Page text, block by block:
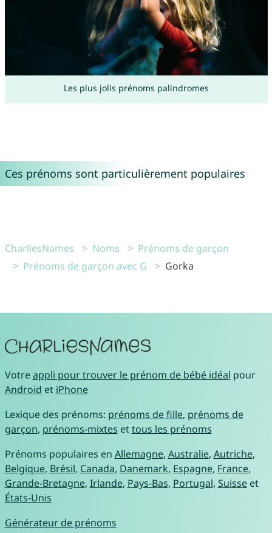
Les plus jolis prénoms palindromes
Ces prénoms sont particulièrement populaires
CharliesNames Noms
Prénoms de garçon
Prénoms de garçon avec G
Gorka
Votreappli pour trouver le prénom de bébé idéal pour
Android et iPhone
Lexique des prénoms: prénoms de fille, prénoms de
garçon, prénoms-mixtes ettous les prénoms
Prénoms populaires en Allemagne, Australie, Autriche,
Belgique, Brésil, Canada, Danemark, Espagne, France,
Grande-Bretagne, Irlande, Pays-Bas, Portugal, Suisseet
États-Unis
Générateur de prénoms